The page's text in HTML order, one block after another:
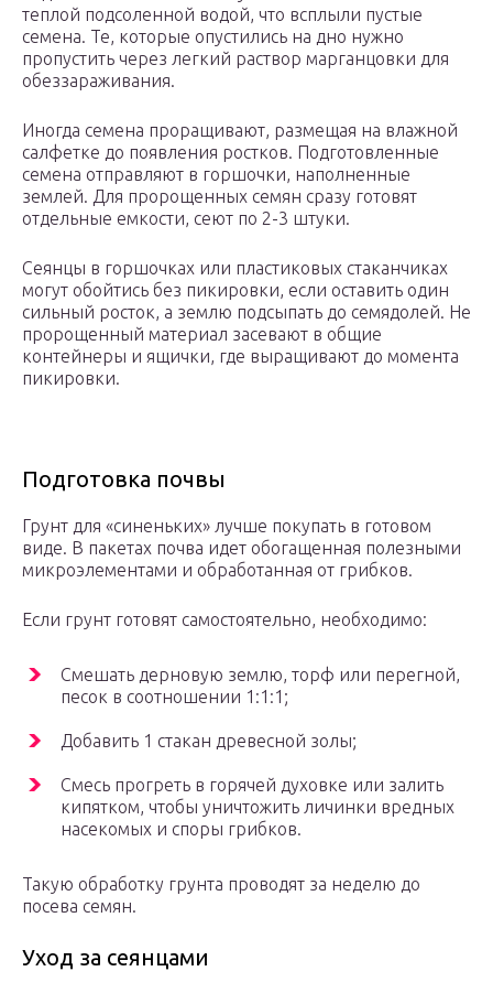
теплой подсоленной водой, что всплыли пустые
семена. Те, которые опустились на дно нужно
пропустить через легкий раствор марганцовки для
обеззараживания.
Иногда семена проращивают, размещая на влажной
салфетке до появления ростков. Подготовленные
семена отправляют в горшочки, наполненные
землей. Для пророщенных семян сразу готовят
отдельные емкости, сеют по 2-3 штуки.
Сеянцы в горшочках или пластиковых стаканчиках
могут обойтись без пикировки, если оставить один
сильный росток, а землю подсыпать до семядолей. Не
пророщенный материал засевают в общие
контейнеры и ящички, где выращивают до момента
пикировки.
Подготовка почвы
Грунт для «синеньких» лучше покупать в готовом
виде. В пакетах почва идет обогащенная полезными
микроэлементами и обработанная от грибков.
Если грунт готовят самостоятельно, необходимо:
Смешать дерновую землю, торф или перегной,
песок в соотношении 1:1:1;
Добавить 1 стакан древесной золы;
Смесь прогреть в горячей духовке или залить
кипятком, чтобы уничтожить личинки вредных
насекомых и споры грибков.
Такую обработку грунта проводят за неделю до
посева семян.
Уход за сеянцами